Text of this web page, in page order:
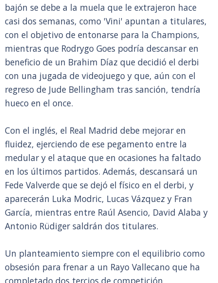
bajón se debe a la muela que le extrajeron hace
casi dos semanas, como 'Vini' apuntan a titulares,
con el objetivo de entonarse para la Champions,
mientras que Rodrygo Goes podría descansar en
beneficio de un Brahim Díaz que decidió el derbi
con una jugada de videojuego y que, aún con el
regreso de Jude Bellingham tras sanción, tendría
hueco en el once.
Con el inglés, el Real Madrid debe mejorar en
fluidez, ejerciendo de ese pegamento entre la
medular y el ataque que en ocasiones ha faltado
en los últimos partidos. Además, descansará un
Fede Valverde que se dejó el físico en el derbi, y
aparecerán Luka Modric, Lucas Vázquez y Fran
García, mientras entre Raúl Asencio, David Alaba y
Antonio Rüdiger saldrán dos titulares.
Un planteamiento siempre con el equilibrio como
obsesión para frenar a un Rayo Vallecano que ha
completado dos tercios de competición